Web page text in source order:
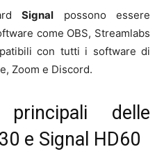
Signal possono essere
come OBS, Streamlabs
con tutti i software di
Zoom e Discord.
principali delle
e Signal HD60